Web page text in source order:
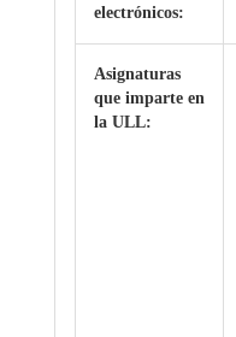
electrónicos:
Asignaturas
que imparte en
la ULL: